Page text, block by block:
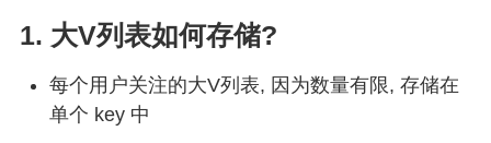
1. 大V列表如何存储?
每个用户关注的大V列表, 因为数量有限, 存储在
单个 key 中